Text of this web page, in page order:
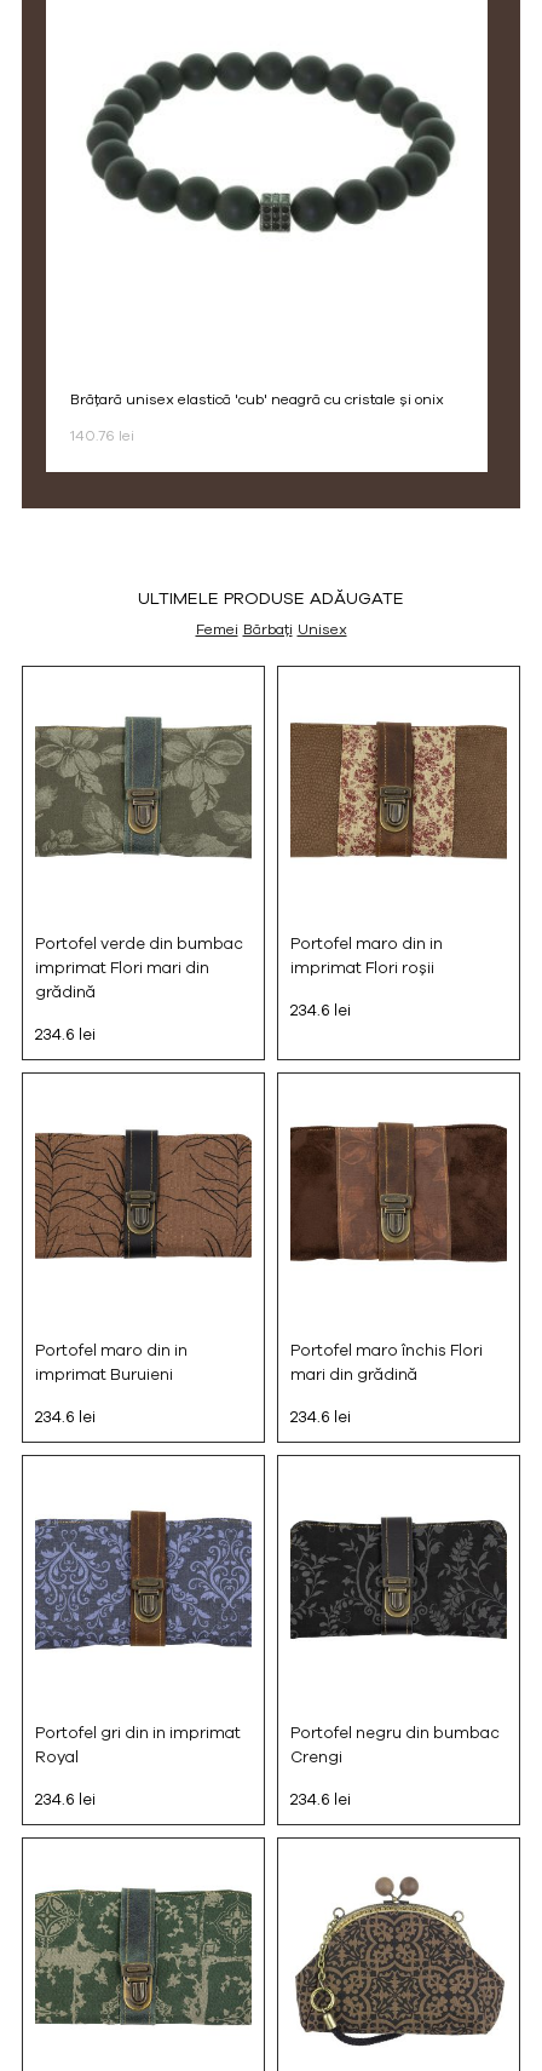
brățară unisex elastică 'cub' neagră cu cristale și onix
140.76 lei
ULTIMELE PRODUSE ADĂUGATE
Femei Bărbați Unisex
Portofel verde din bumbac
imprimat Flori mari din
grădină
234.6 lei
Portofel maro din in
imprimat Flori roșii
234.6 lei
Portofel maro din in
imprimat Buruieni
234.6 lei
Portofel maro închis Flori
mari din grădină
234.6 lei
Portofel gri din in imprimat
Royal
234.6 lei
Portofel negru din bumbac
Crengi
234.6 lei